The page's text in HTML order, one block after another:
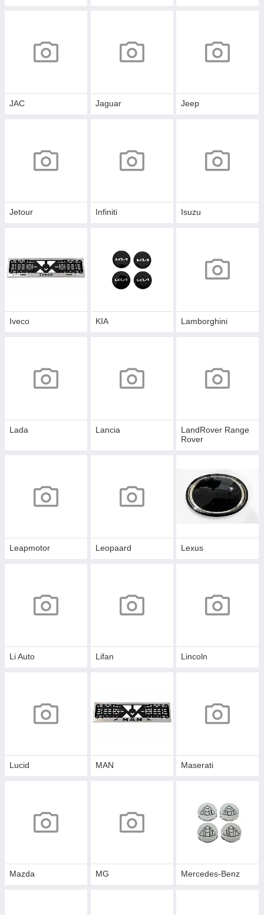
JAC Jaguar Jeep
Jetour Infiniti Isuzu
Iveco KIA Lamborghini
Lada Lancia
LandRover Range
Rover
Leapmotor Leopaard Lexus
Li Auto Lifan Lincoln
Lucid MAN Maserati
Mazda MG Mercedes-Benz